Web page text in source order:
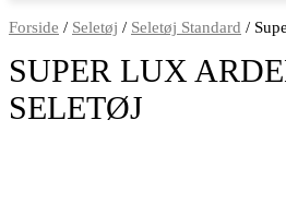
Forside / Seletøj / Seletøj Standard /
SUPER LUX
SELETØJ